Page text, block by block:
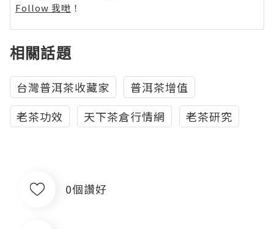
Follow 我哋 ！
相關話題
台灣普洱茶收藏家
普洱茶增值
老茶功效
天下茶倉行情網 老茶研究
0個讚好